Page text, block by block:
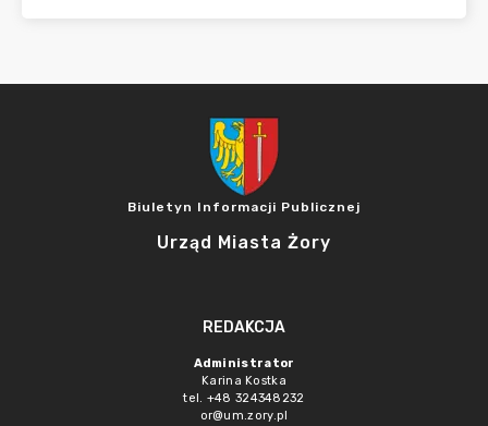
Biuletyn Informacji Publicznej
Urząd Miasta Żory
REDAKCJA
Administrator
Karina Kostka
tel. +48 324348232
or@um.zory.pl